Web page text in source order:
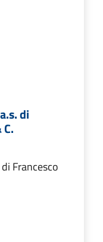
di
Francesco